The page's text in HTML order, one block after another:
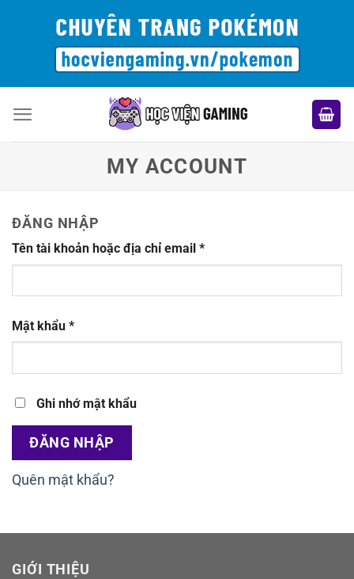
MY ACCOUNT
ĐĂNG NHẬP
Tên tài khoản hoặc địa chỉ email *Bắt
buộc
Mật khẩu *Bắt
buộc
Ghi nhớ mật khẩu
ĐĂNG NHẬP
Quên mật khẩu?
GIỚI THIỆU